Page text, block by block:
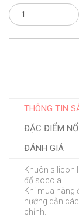
THÔNG TIN
ĐẶC ĐIỂM
ĐÁNH GIÁ
Khuôn silicon
đổ socola.
Khi mua hàng
hướng dẫn
chỉnh.